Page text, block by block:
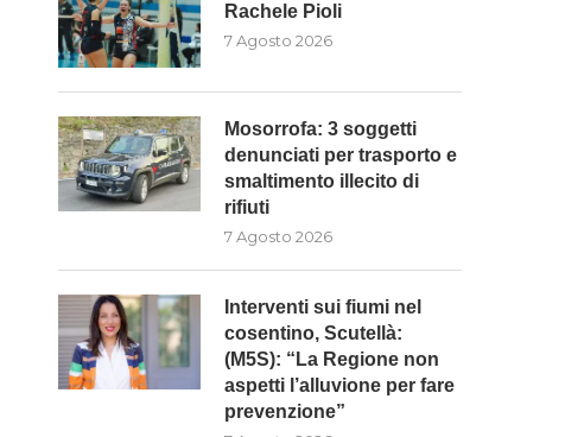
MOSORROFA: 3 SOGGETTI
DENUNCIATI PER TRASPORTO E
SMALTIMENTO...
7 Agosto 2026
INTERVENTI SUI FIUMI
COSENTINO, SCUTELLÀ:
Rachele Pioli
7 Agosto 2026
Mosorrofa: 3 soggetti
denunciati per trasporto e
smaltimento illecito di
rifiuti
7 Agosto 2026
Interventi sui fiumi nel
cosentino, Scutellà:
(M5S): “La Regione non
aspetti l’alluvione per fare
prevenzione”